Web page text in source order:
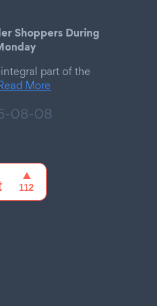
Shoppers During
part of the
More
08-08